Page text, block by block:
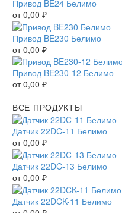
Привод BE24 Белимо
от0,00 ₽
Привод BE230 Белимо
от0,00 ₽
Привод BE230-12 Белимо
от0,00 ₽
ВСЕ ПРОДУКТЫ
Датчик 22DC-11 Белимо
от0,00 ₽
Датчик 22DC-13 Белимо
от0,00 ₽
Датчик 22DCK-11 Белимо